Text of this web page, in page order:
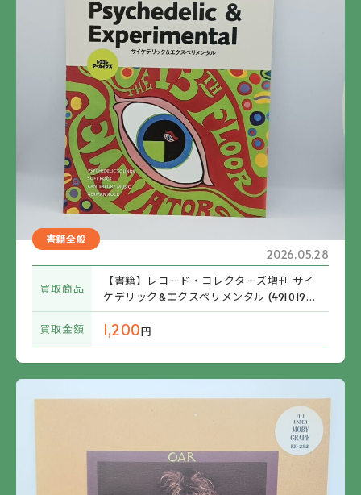
書籍全般
2026.05.28
買取商品
【書籍】レコード・コレクターズ増刊 サイ
ケデリック&エクスペリメンタル (4910196
380618)
買取金額
1,200円